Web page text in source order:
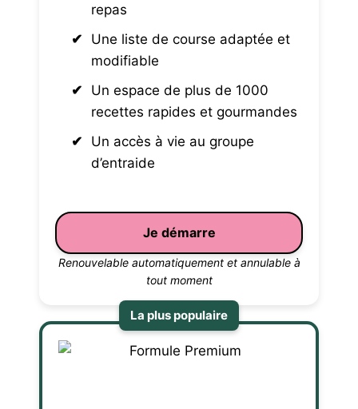
repas
Une liste de course adaptée et
modifiable
Un espace de plus de 1000
recettes rapides et gourmandes
Un accès à vie au groupe
d’entraide
Je démarre
Renouvelable automatiquement et annulable à
tout moment